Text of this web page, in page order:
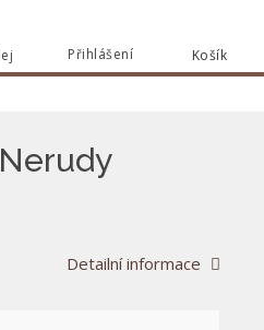
Košík
Přihlášení
Detailní informace